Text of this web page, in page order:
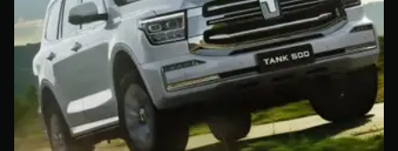
TANK Финансы
Корпоративным клиентам
TANK ФИНАНСЫ
TANK Кредит
Сервис
Специальные предложения
Моторные масла
ЦИФРОВЫЕ СЕРВИСЫ TANK